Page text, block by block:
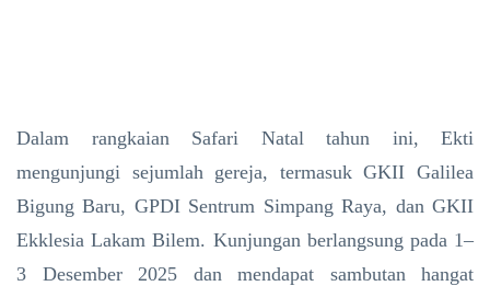
Dalam rangkaian Safari Natal tahun ini, Ekti
mengunjungi sejumlah gereja, termasuk GKII Galilea
Bigung Baru, GPDI Sentrum Simpang Raya, dan GKII
Ekklesia Lakam Bilem. Kunjungan berlangsung pada 1–
3 Desember 2025 dan mendapat sambutan hangat